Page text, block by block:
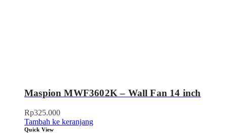
Maspion MWF3602K – Wall Fan 14 inch
Rp325.000
Tambah ke keranjang
Quick View